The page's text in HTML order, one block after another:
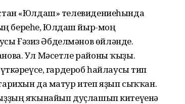
«Юлдаш» телевидениеһында
береһе, Юлдаш йыр-моң
Ғәзиз Әбделмәнов өйләнде.
Ул Мәсетле районы ҡыҙы.
гардероб һайлаусы тип
да матур итеп яҙып сыҡҡан.
яҡынайып дуҫлашып китеүенә